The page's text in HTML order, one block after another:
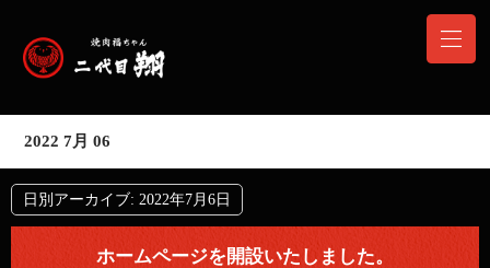
2022 7月 06
日別アーカイブ: 2022年7月6日
ホームページを開設いたしました。